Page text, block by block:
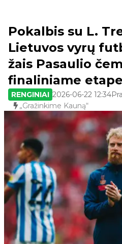
Pokalbis su L.
Lietuvos vyrų
žais Pasaulio
finaliniame
RENGINIAI 2026-06-22 12:34
„Gražinkime Kauną“